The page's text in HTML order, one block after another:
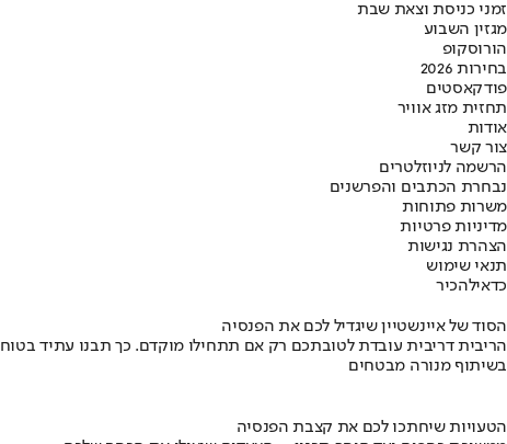
זמני כניסת וצאת שבת
מגזין השבוע
הורוסקופ
בחירות 2026
פודקאסטים
תחזית מזג אוויר
אודות
צור קשר
הרשמה לניוזלטרים
נבחרת הכתבים והפרשנים
משרות פתוחות
מדיניות פרטיות
הצהרת נגישות
תנאי שימוש
כדאילהכיר
הסוד של איינשטיין שיגדיל לכם את הפנסיה
הריבית דריבית עובדת לטובתכם רק אם תתחילו מוקדם. כך תבנו עתיד בטוח
בשיתוף מנורה מבטחים
הטעויות שיחתכו לכם את קצבת הפנסיה